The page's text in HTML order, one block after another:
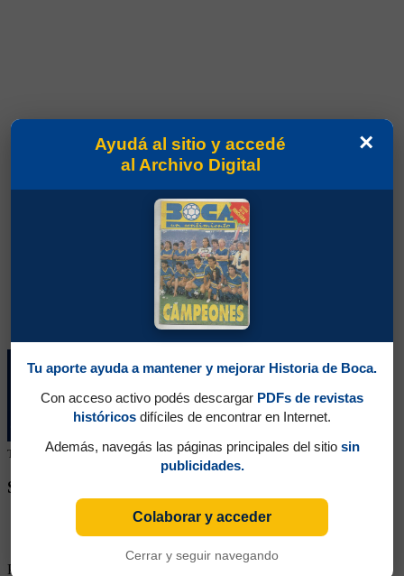
Tu colaboración ayuda a mantener este archivo histórico en línea
SEGUINOS EN REDES SOCIALES
Partidos Jugados:
×
Ayudá al sitio y accedé
al Archivo Digital
Tu aporte ayuda a mantener y mejorar Historia de Boca.
Con acceso activo podés descargar PDFs de revistas
históricos difíciles de encontrar en Internet.
Además, navegás las páginas principales del sitio sin
publicidades.
Colaborar y acceder
Cerrar y seguir navegando